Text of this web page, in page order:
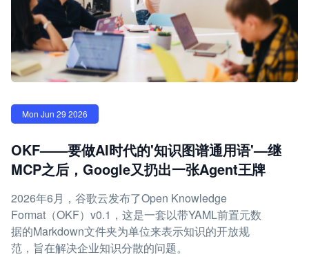
Mon Jun 29 2026
OKF——要做AI时代的'知识图谱通用语'—继
MCP之后，Google又扔出一张Agent王牌
2026年6月，谷歌云发布了Open Knowledge
Format（OKF）v0.1，这是一套以带YAML前置元数
据的Markdown文件夹为单位来表示知识的开放规
范，旨在解决企业知识分散的问题。